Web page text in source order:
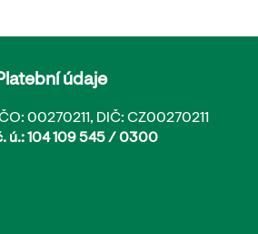
údaje
00270211, DIČ: CZ00270211
ú.: 104 109 545 / 0300